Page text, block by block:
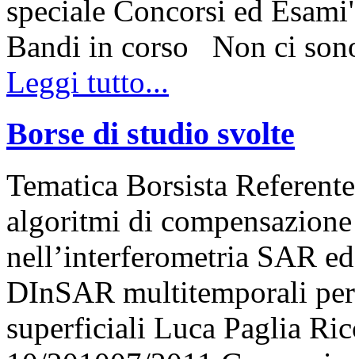
speciale Concorsi ed
Bandi in corso Non ci
Leggi tutto...
Borse di studio svolte
Tematica Borsista
algoritmi di
nell’interferometria SAR
DInSAR multitemporali
superficiali Luca Paglia